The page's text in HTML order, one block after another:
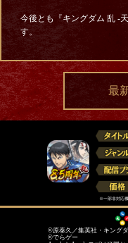
今後とも『キングダム 乱 -
す。
最
※一部非対応機
©原泰久／集英社・キング
©でらゲー